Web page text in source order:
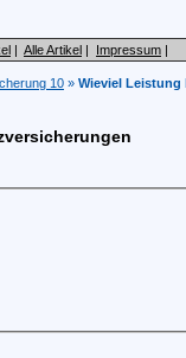
| Alle Artikel | Impressum |
10 » Wieviel Leistung